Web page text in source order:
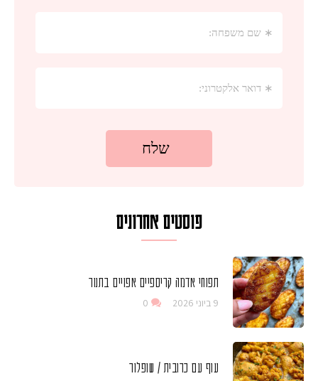
פוסטים אחרונים
תפוחי אדמה קריספיים אפויים בתנור
9 ביוני 2026 0
עוף עם כרובית / שופלור